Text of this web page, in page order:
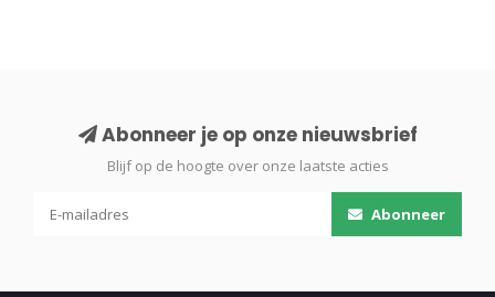
Abonneer je op onze nieuwsbrief
Blijf op de hoogte over onze laatste acties
Abonneer